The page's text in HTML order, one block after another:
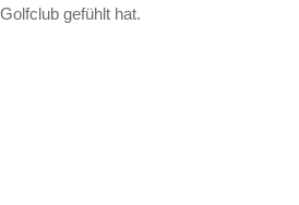
Golfclub gefühlt hat.